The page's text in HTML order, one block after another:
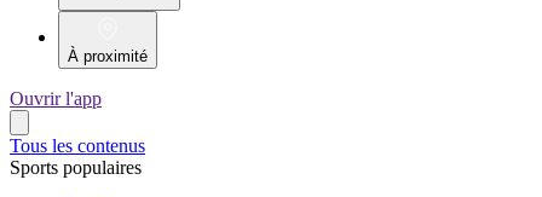
À proximité
Ouvrir l'app
Tous les contenus
Sports populaires